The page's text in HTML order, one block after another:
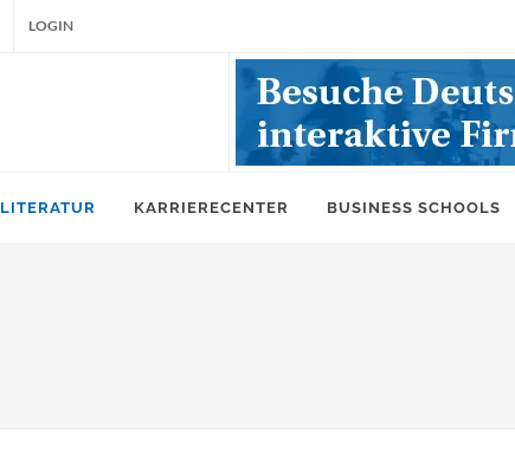
LOGIN
LITERATUR KARRIERECENTER BUSINESS SCHOOLS